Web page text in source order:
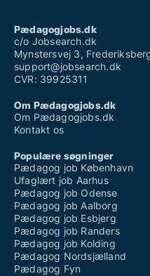
Pædagogjobs.dk
c/o Jobsearch.dk
Mynstersvej 3,
support@jobsearch.dk
CVR: 39925311
Om Pædagogjobs.dk
Om Pædagogjobs.dk
Kontakt os
Populære søgninger
Pædagog job København
Ufaglært job Aarhus
Pædagog job Odense
Pædagog job Aalborg
Pædagog job Esbjerg
Pædagog job Randers
Pædagog job Kolding
Pædagog Nordsjælland
Pædagog Fyn